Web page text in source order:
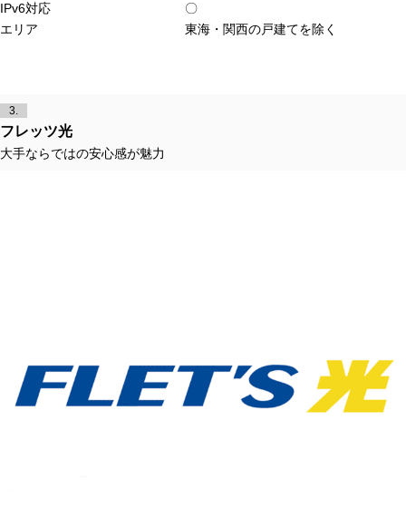
IPv6対応
〇
エリア
東海・関西の戸建てを除く
3.
フレッツ光
大手ならではの安心感が魅力